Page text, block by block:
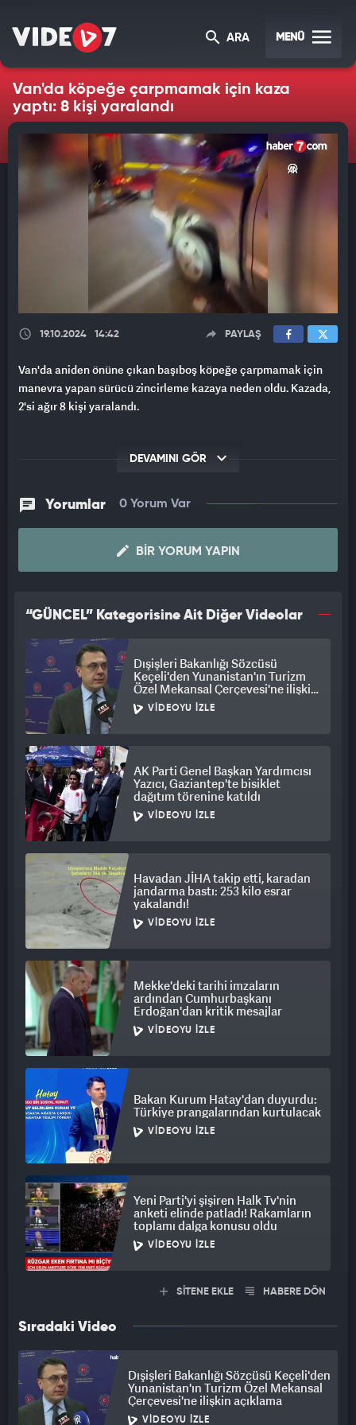
ARA MENÜ
Van'da köpeğe çarpmamak için kaza
yaptı: 8 kişi yaralandı
19.10.2024 14:42 PAYLAŞ
Van'da aniden önüne çıkan başıboş köpeğe çarpmamak için
manevra yapan sürücü zincirleme kazaya neden oldu. Kazada,
2'si ağır 8 kişi yaralandı.
DEVAMINI GÖR
Yorumlar 0 Yorum Var
BIR YORUM YAPIN
“GÜNCEL” Kategorisine Ait Diğer Videolar
Dışişleri Bakanlığı Sözcüsü
Keçeli'den Yunanistan'ın Turizm
Özel Mekansal Çerçevesi'ne ilişkin
açıklama
VIDEOYU İZLE
AK Parti Genel Başkan Yardımcısı
Yazıcı, Gaziantep'te bisiklet
dağıtım törenine katıldı
VIDEOYU İZLE
Havadan JİHA takip etti, karadan
jandarma bastı: 253 kilo esrar
yakalandı!
VIDEOYU İZLE
Mekke'deki tarihi imzaların
ardından Cumhurbaşkanı
Erdoğan'dan kritik mesajlar
VIDEOYU İZLE
Bakan Kurum Hatay'dan duyurdu:
Türkiye prangalarından kurtulacak
VIDEOYU İZLE
Yeni Parti'yi şişiren Halk Tv'nin
anketi elinde patladı! Rakamların
toplamı dalga konusu oldu
VIDEOYU İZLE
SİTENE EKLE HABERE DÖN
Sıradaki Video
Dışişleri Bakanlığı Sözcüsü Keçeli'den
Yunanistan'ın Turizm Özel Mekansal
Çerçevesi'ne ilişkin açıklama
VIDEOYU İZLE